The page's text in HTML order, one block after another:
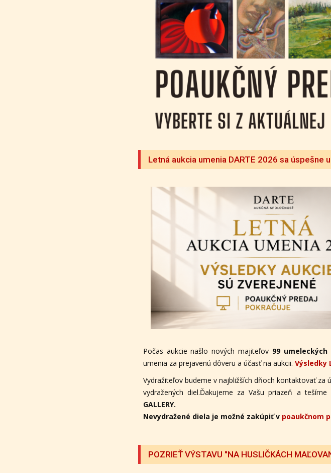
Letná aukcia umenia DARTE 2026 sa úspešne
Počas aukcie našlo nových majiteľov 99 umeleckých
umenia za prejavenú dôveru a účasť na aukcii. Výsledky
Vydražiteľov budeme v najbližších dňoch kontaktovať
vydražených diel.Ďakujeme za Vašu priazeň a
GALLERY.
Nevydražené diela je možné zakúpiť v poaukčnom
POZRIEŤ VÝSTAVU "NA HUSLIČKÁCH